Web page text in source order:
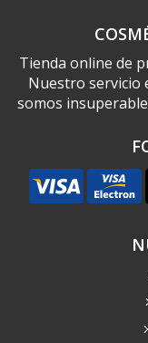
Tienda online de
Nuestro servicio
somos